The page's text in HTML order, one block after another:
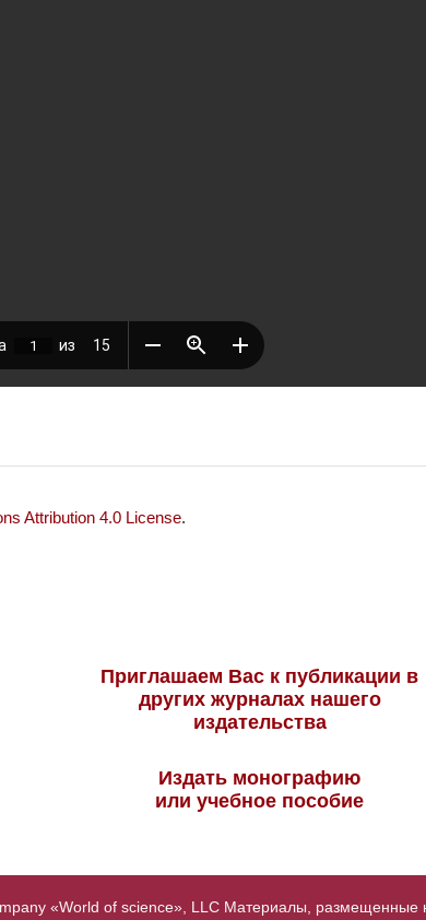
Attribution 4.0 License.
Приглашаем Вас к публикации в
других журналах нашего
издательства
Издать монографию
или учебное пособие
«World of science», LLC Материалы, размещенные